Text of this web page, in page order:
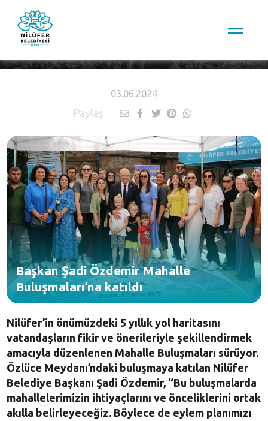
03.06.2024
Paylaş
Başkan Şadi Özdemir Mahalle
Buluşmaları’na katıldı
Nilüfer’in önümüzdeki 5 yıllık yol haritasını
vatandaşların fikir ve önerileriyle şekillendirmek
amacıyla düzenlenen Mahalle Buluşmaları sürüyor.
Özlüce Meydanı’ndaki buluşmaya katılan Nilüfer
Belediye Başkanı Şadi Özdemir, “Bu buluşmalarda
mahallelerimizin ihtiyaçlarını ve önceliklerini ortak
akılla belirleyeceğiz. Böylece de eylem planımızı